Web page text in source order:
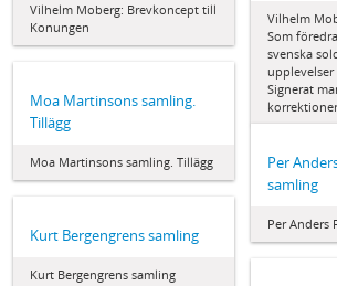
Vilhelm
Som
svenska
upplevelser
Signerat
Vilhelm Moberg: Brevkoncept till
Konungen
Moa Martinsons samling.
Tillägg
Moa Martinsons samling. Tillägg
Per
samling
Per Anders
Kurt Bergengrens samling
Kurt Bergengrens samling